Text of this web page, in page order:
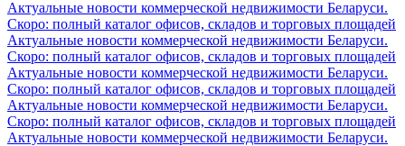
Актуальные новости коммерческой недвижимости Беларуси.
Скоро: полный каталог офисов, складов и торговых площадей
Актуальные новости коммерческой недвижимости Беларуси.
Скоро: полный каталог офисов, складов и торговых площадей
Актуальные новости коммерческой недвижимости Беларуси.
Скоро: полный каталог офисов, складов и торговых площадей
Актуальные новости коммерческой недвижимости Беларуси.
Скоро: полный каталог офисов, складов и торговых площадей
Актуальные новости коммерческой недвижимости Беларуси.